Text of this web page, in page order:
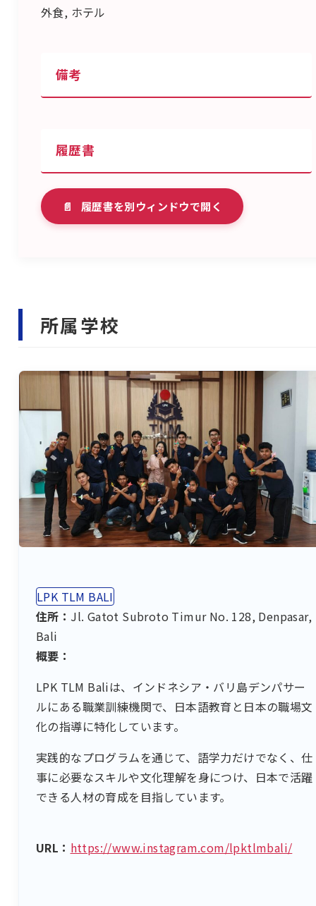
外食, ホテル
備考
履歴書
📄 履歴書を別ウィンドウで開く
所属学校
LPK TLM BALI
住所： Jl. Gatot Subroto Timur No. 128, Denpasar,
Bali
概要：
LPK TLM Baliは、インドネシア・バリ島デンパサー
ルにある職業訓練機関で、日本語教育と日本の職場文
化の指導に特化しています。
実践的なプログラムを通じて、語学力だけでなく、仕
事に必要なスキルや文化理解を身につけ、日本で活躍
できる人材の育成を目指しています。
URL： https://www.instagram.com/lpktlmbali/